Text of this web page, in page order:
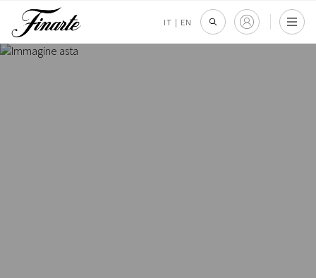
IT | EN